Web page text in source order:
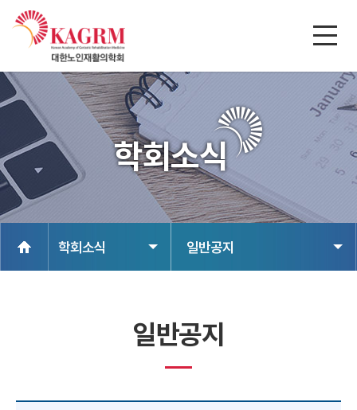
학회소식
학회소식 일반공지
일반공지